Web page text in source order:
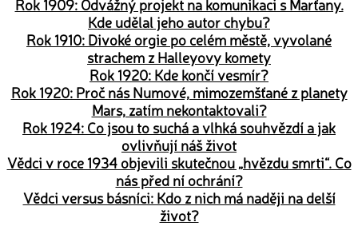
Rok 1909: Odvážný projekt na komunikaci s Marťany.
Kde udělal jeho autor chybu?
Rok 1910: Divoké orgie po celém městě, vyvolané
strachem z Halleyovy komety
Rok 1920: Kde končí vesmír?
Rok 1920: Proč nás Numové, mimozemšťané z planety
Mars, zatím nekontaktovali?
Rok 1924: Co jsou to suchá a vlhká souhvězdí a jak
ovlivňují náš život
Vědci v roce 1934 objevili skutečnou „hvězdu smrti“. Co
nás před ní ochrání?
Vědci versus básníci: Kdo z nich má naději na delší
život?